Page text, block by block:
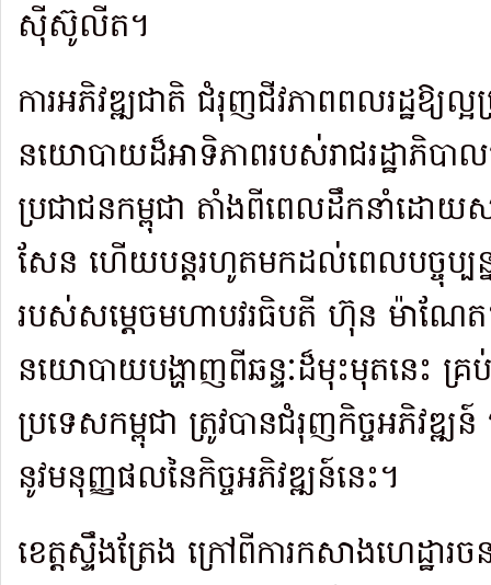
ស៊ីស៊ូលីត។
ការអភិវឌ្ឍជាតិ ជំរុញជីវភាពពលរដ្ឋឱ្យល្
នយោបាយដ៏អាទិភាពរបស់រាជរដ្ឋា​ភិប
ប្រជាជនកម្ពុជា តាំងពីពេលដឹកនាំដោយ
សែន ហើយបន្តរហូតមកដល់ពេលបច្ចុប្បន្
របស់សម្តេចមហាបវរធិបតី ហ៊ុន ម៉ាណ
នយោបាយបង្ហាញពីឆន្ទៈដ៏មុះមុតនេះ គ្រប់
ប្រទេសកម្ពុជា ត្រូវ​បានជំរុញកិច្ចអភិវ
នូវមនុញ្ញផលនៃកិច្ចអភិវឌ្ឍន៍នេះ។
ខេត្តស្ទឹងត្រែង ក្រៅពីការកសាងហេដ្ឋារ